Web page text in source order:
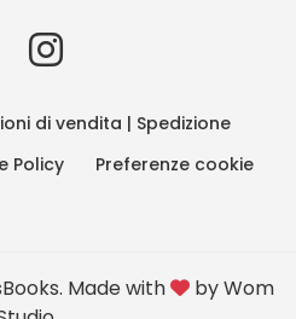
di vendita | Spedizione
Policy Preferenze cookie
Made with byWom